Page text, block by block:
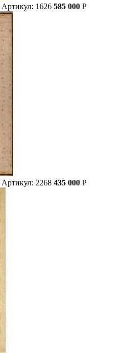
Артикул: 1626 585 000 Р
Артикул: 2268 435 000 Р